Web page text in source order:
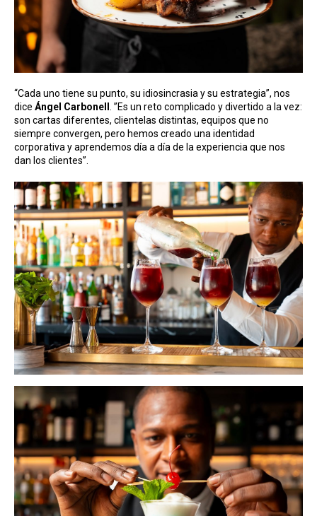
“Cada uno tiene su punto, su idiosincrasia y su estrategia”, nos
dice Ángel Carbonell
. ”Es un reto complicado y divertido a la vez:
son cartas diferentes, clientelas distintas, equipos que no
siempre convergen, pero hemos creado una identidad
corporativa y aprendemos día a día de la experiencia que nos
dan los clientes”.